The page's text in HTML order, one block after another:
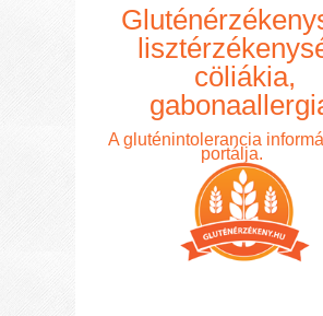
cöliákia,
A gluténintolerancia
portálja.